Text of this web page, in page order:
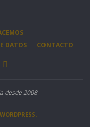
DATOS CONTACTO
desde 2008
WORDPRESS.